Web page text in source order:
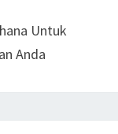
Untuk
Anda